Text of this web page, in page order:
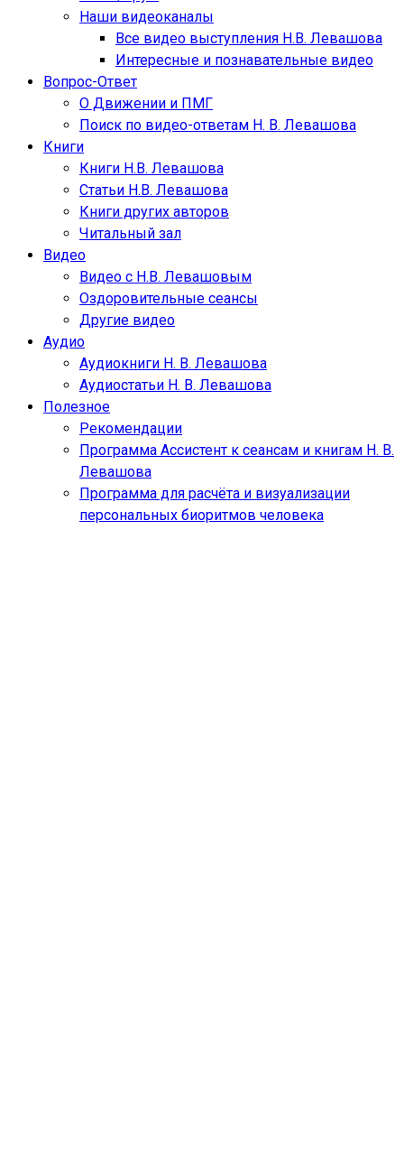
Наши видеоканалы
Все видео выступления Н.В. Левашова
Интересные и познавательные видео
Вопрос-Ответ
О Движении и ПМГ
Поиск по видео-ответам Н. В. Левашова
Книги
Книги Н.В. Левашова
Статьи Н.В. Левашова
Книги других авторов
Читальный зал
Видео
Видео с Н.В. Левашовым
Оздоровительные сеансы
Другие видео
Аудио
Аудиокниги Н. В. Левашова
Аудиостатьи Н. В. Левашова
Полезное
Рекомендации
Программа Ассистент к сеансам и книгам Н. В.
Левашова
Программа для расчёта и визуализации
персональных биоритмов человека